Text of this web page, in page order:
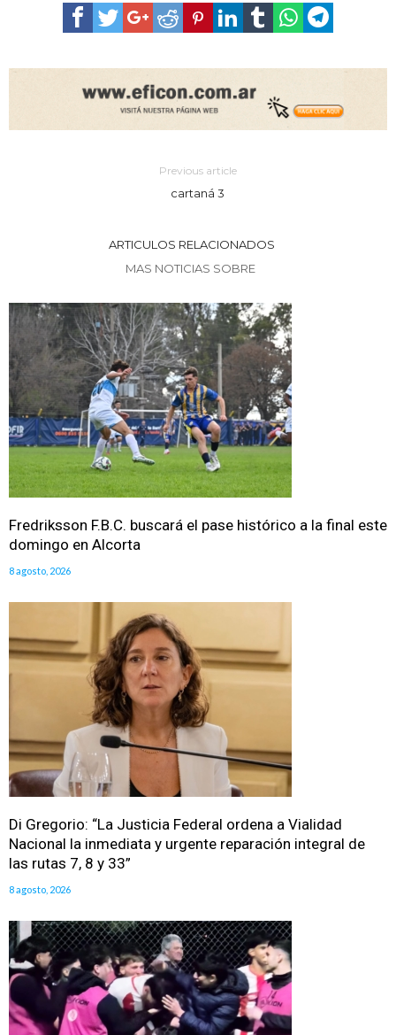
Previous article
cartaná 3
ARTICULOS RELACIONADOS
MAS NOTICIAS SOBRE
Fredriksson F.B.C. buscará el pase histórico a la final este
domingo en Alcorta
8 agosto, 2026
Di Gregorio: “La Justicia Federal ordena a Vialidad
Nacional la inmediata y urgente reparación integral de
las rutas 7, 8 y 33”
8 agosto, 2026